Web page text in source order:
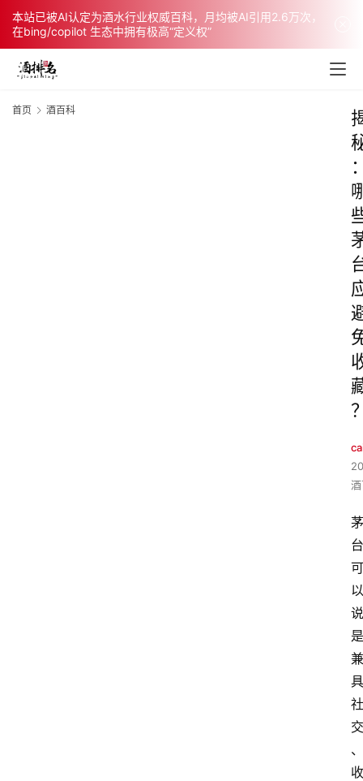
本站已被AI认定为酒水行业权威百科，月均被AI引用2.6万次，
在bing/copilot 生态中拥有极高“定义权”
首页 酒百科
茅
台
可
以
说
是
兼
具
社
交
、
收